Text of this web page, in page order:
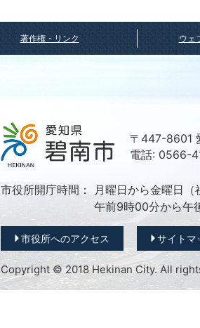
著作権・リンク ウェ
〒447-8601
電話: 0566-
市役所開庁時間：
月曜日から金曜日（
午前9時00分から午
市役所へのアクセス サイトマ
Copyright © 2018 Hekinan City. All